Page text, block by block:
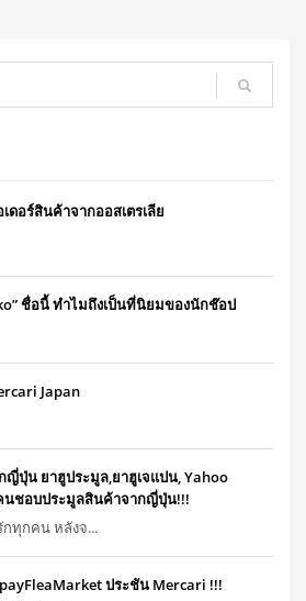
ดอร์สินค้าจากออสเตรเลีย
ชื่อนี้ ทำไมถึงเป็นที่นิยมของนักช๊อป
Japan
ญี่ปุ่น ยาฮูประมูล,ยาฮูเจแปน, Yahoo
นชอบประมูลสินค้าจากญี่ปุ่น!!!
ทุกคน หลังจ...
ประชัน Mercari !!!